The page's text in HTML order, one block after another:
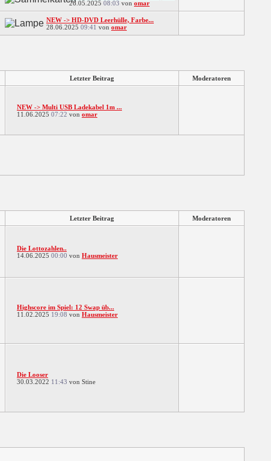
26.05.2025 08:03 von omar
NEW -> HD-DVD Leerhülle, Farbe...
28.06.2025 09:41 von omar
Letzter Beitrag Moderatoren
NEW -> Multi USB Ladekabel 1m ...
11.06.2025 07:22 von omar
Letzter Beitrag Moderatoren
Die Lottozahlen..
14.06.2025 00:00 von Hausmeister
Highscore im Spiel: 12 Swap üb...
11.02.2025 19:08 von Hausmeister
Die Looser
30.03.2022 11:43 von Stine